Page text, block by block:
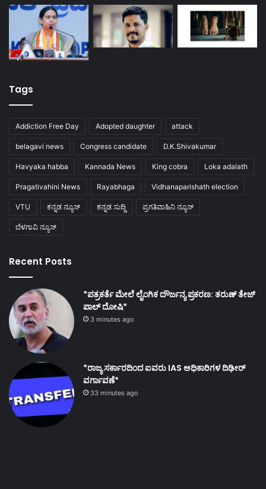
Tags
Addiction Free Day Adopted daughter attack
belagavi news Congress candidate D.K.Shivakumar
Havyaka habba Kannada News King cobra Loka adalath
Pragativahini News Rayabhaga Vidhanaparishath election
VTU ಕನ್ನಡ ನ್ಯೂಸ್ ಕನ್ನಡ ಸುದ್ದಿ ಪ್ರಗತಿವಾಹಿನಿ ನ್ಯೂಸ್
ಬೆಳಗಾವಿ ನ್ಯೂಸ್
Recent Posts
*ಪತ್ರಕರ್ತೆ ಮೇಲೆ ಲೈಂಗಿಕ ದೌರ್ಜನ್ಯ ಪ್ರಕರಣ: ತರುಣ್ ತೇಜ್
ಪಾಲ್ ದೋಷಿ*
3 minutes ago
*ರಾಜ್ಯ ಸರ್ಕಾರದಿಂದ ಐವರು IAS ಅಧಿಕಾರಿಗಳ ದಿಢೀರ್
ವರ್ಗಾವಣೆ*
33 minutes ago